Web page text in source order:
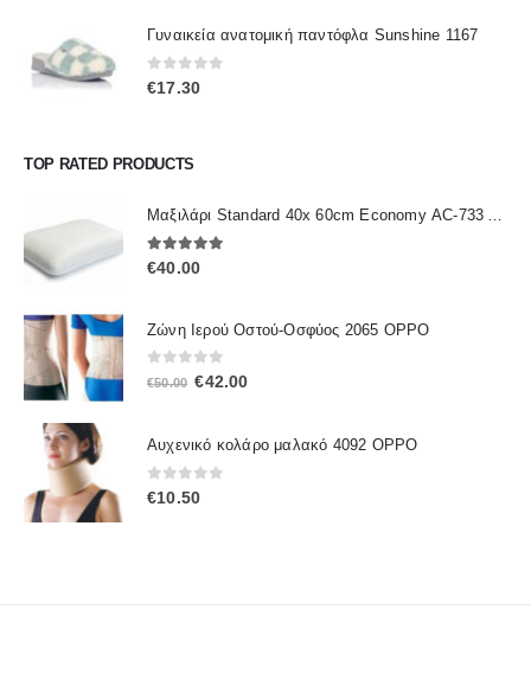
Γυναικεία ανατομική παντόφλα Sunshine 1167
0out of 5
€17.30
TOP RATED PRODUCTS
Μαξιλάρι Standard 40x 60cm Economy ΑC-733 ALFACARE
5.00out of 5
€40.00
Ζώνη Ιερού Οστού-Οσφύος 2065 OPPO
0out of 5
€50.00 Original
€50.00.
€42.00Η
είναι:
Αυχενικό κολάρο μαλακό 4092 OPPO
0out of 5
€10.50